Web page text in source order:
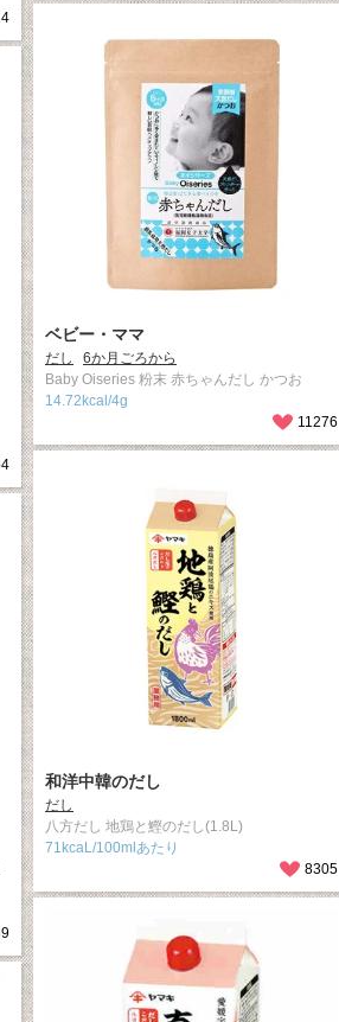
ベビー・ママ
だし
6か月ごろから
Baby Oiseries 粉末 赤ちゃんだし かつお
14.72kcal/4g
11276
和洋中韓のだし
だし
八方だし 地鶏と鰹のだし(1.8L)
71kcaL/100mlあたり
8305